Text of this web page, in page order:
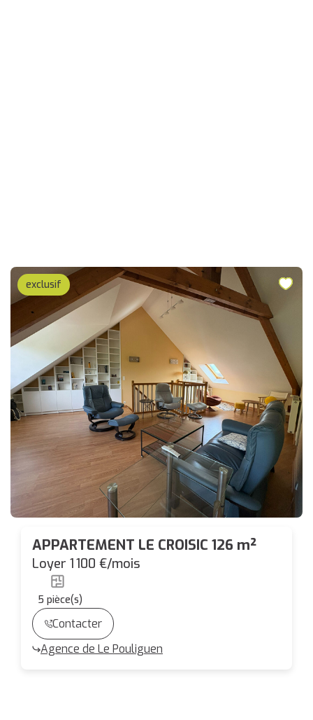
exclusif
APPARTEMENT LE CROISIC 126 m²
Loyer 1 100 €/mois
5 pièce(s)
Contacter
Agence de Le Pouliguen